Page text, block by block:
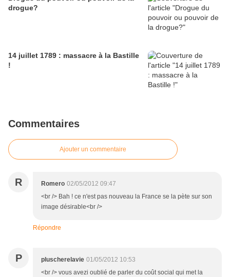
drogue?
14 juillet 1789 : massacre à la Bastille
!
Commentaires
Ajouter un commentaire
R Romero 02/05/2012 09:47
<br /> Bah ! ce n'est pas nouveau la France se la pète sur son
image désirable<br />
Répondre
P pluscherelavie 01/05/2012 10:53
<br /> vous avezi oublié de parler du coût social qui met la